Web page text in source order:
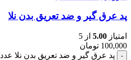
پد عرق گیر و ضد تعریق بدن نلا
امتیاز 5.00 از 5
100,000 تومان
پد عرق گیر و ضد تعریق بدن نلا عدد